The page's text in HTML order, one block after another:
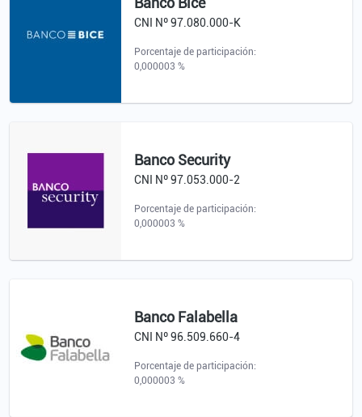
CNI Nº 97.080.000-K
Porcentaje de participación:
0,000003 %
Banco Security
CNI Nº 97.053.000-2
Porcentaje de participación:
0,000003 %
Banco Falabella
CNI Nº 96.509.660-4
Porcentaje de participación:
0,000003 %